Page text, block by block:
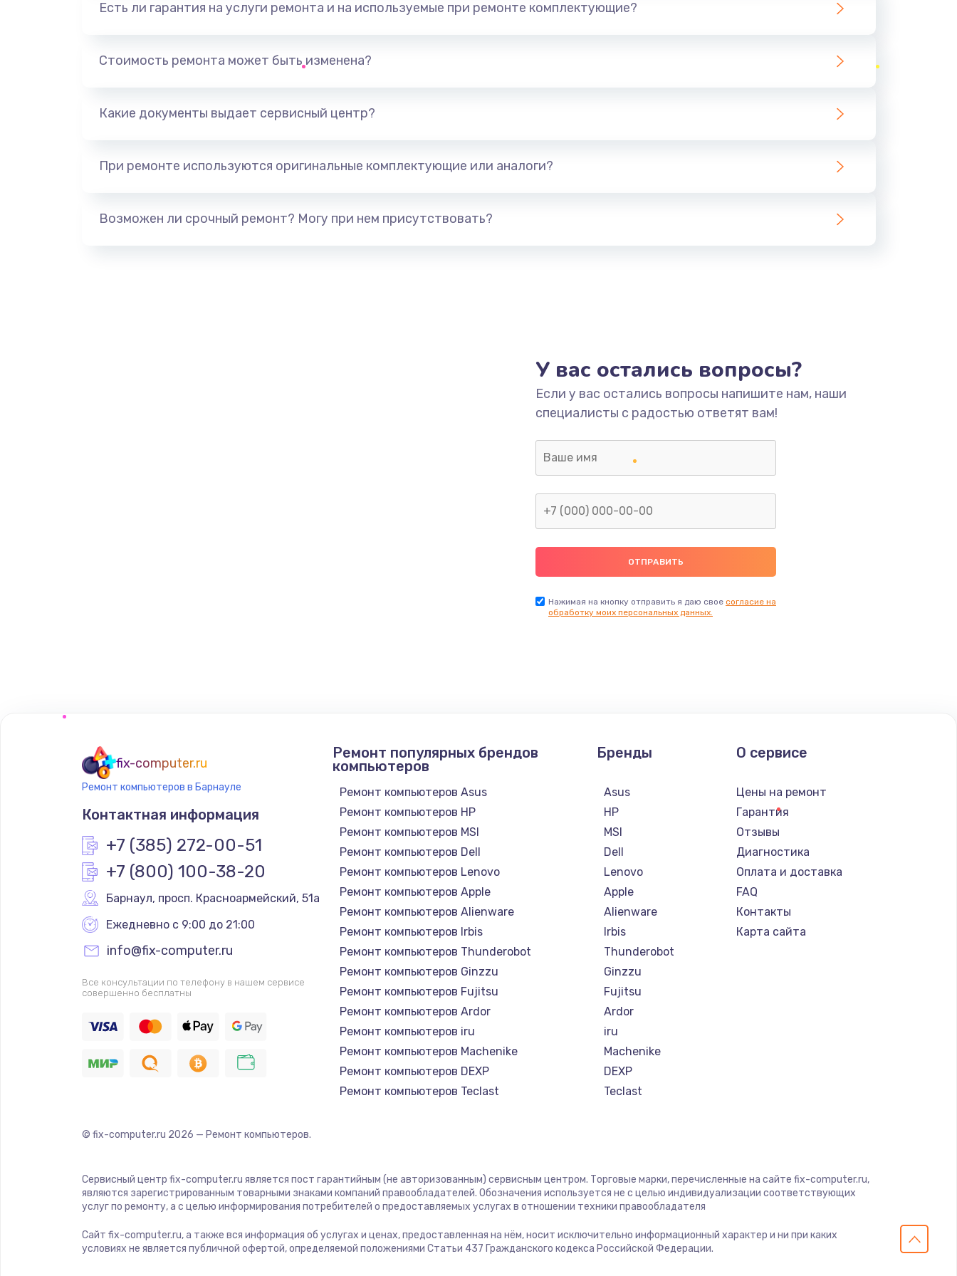
Замена микрофона 1050 руб. Заказать
Замена термопасты 1095 руб.
Замена шлейфа матрицы 950 руб.
Заказать
Заказать
Заказать
Заказать
Заказать
Есть ли гарантия на услуги ремонта и на используемые при ремонте комплектующие?
Стоимость ремонта может быть изменена?
Какие документы выдает сервисный центр?
При ремонте используются оригинальные комплектующие или аналоги?
Возможен ли срочный ремонт? Могу при нем присутствовать?
У вас остались вопросы?
Если у вас остались вопросы напишите нам, наши
специалисты с радостью ответят вам!
Нажимая на кнопку отправить я даю свое согласие на
обработку моих персональных данных.
fix-computer.ru
Ремонт компьютеров в Барнауле
Контактная информация
+7 (385) 272-00-51
+7 (800) 100-38-20
Барнаул, просп. Красноармейский, 51а
Ежедневно с 9:00 до 21:00
info@fix-computer.ru
Все консультации по телефону в нашем сервисе
совершенно бесплатны
Ремонт популярных брендов
компьютеров
Ремонт компьютеров Asus
Ремонт компьютеров HP
Ремонт компьютеров MSI
Ремонт компьютеров Dell
Ремонт компьютеров Lenovo
Ремонт компьютеров Apple
Ремонт компьютеров Alienware
Ремонт компьютеров Irbis
Ремонт компьютеров Thunderobot
Ремонт компьютеров Ginzzu
Ремонт компьютеров Fujitsu
Ремонт компьютеров Ardor
Ремонт компьютеров iru
Ремонт компьютеров Machenike
Ремонт компьютеров DEXP
Ремонт компьютеров Teclast
Бренды
Asus
HP
MSI
Dell
Lenovo
Apple
Alienware
Irbis
Thunderobot
Ginzzu
Fujitsu
Ardor
iru
Machenike
DEXP
Teclast
О сервисе
Цены на ремонт
Гарантия
Отзывы
Диагностика
Оплата и доставка
FAQ
Контакты
Карта сайта
© fix-computer.ru 2026 — Ремонт компьютеров.
Сервисный центр fix-computer.ru является пост гарантийным (не авторизованным) сервисным центром. Торговые марки, перечисленные на сайте fix-computer.ru,
являются зарегистрированным товарными знаками компаний правообладателей. Обозначения используется не с целью индивидуализации соответствующих
услуг по ремонту, а с целью информирования потребителей о предоставляемых услугах в отношении техники правообладателя
Сайт fix-computer.ru, а также вся информация об услугах и ценах, предоставленная на нём, носит исключительно информационный характер и ни при каких
условиях не является публичной офертой, определяемой положениями Статьи 437 Гражданского кодекса Российской Федерации.